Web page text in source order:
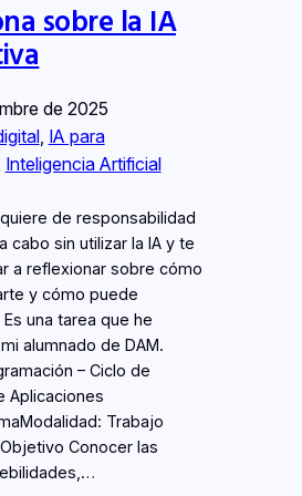
sobre la IA
de 2025
, IA para
Inteligencia Artificial
de responsabilidad
cabo sin utilizar la IA y te
a reflexionar sobre cómo
y cómo puede
una tarea que he
alumnado de DAM.
– Ciclo de
Aplicaciones
Trabajo
Objetivo Conocer las